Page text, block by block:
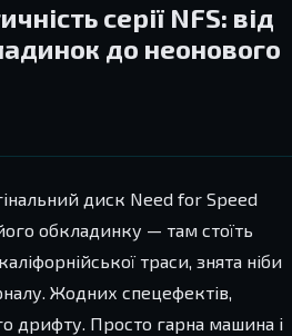
серії NFS: від
до неонового
диск Need for Speed
обкладинку — там стоїть
траси, знята ніби
Жодних спецефектів,
дрифту. Просто гарна машина і